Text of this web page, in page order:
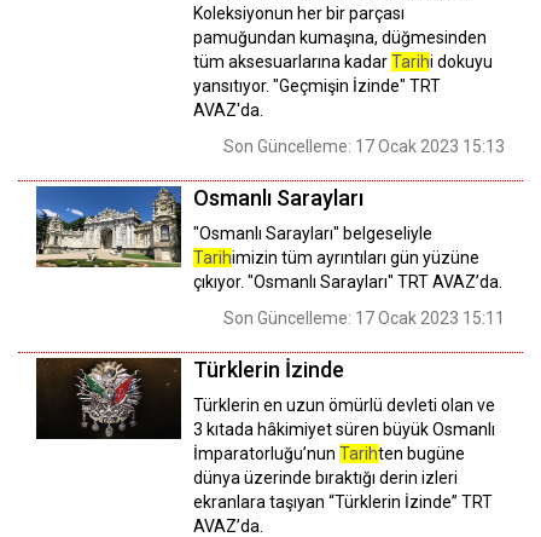
Koleksiyonun her bir parçası
pamuğundan kumaşına, düğmesinden
tüm aksesuarlarına kadarTarihi dokuyu
yansıtıyor. "Geçmişin İzinde" TRT
AVAZ'da.
Son Güncelleme: 17 Ocak 2023 15:13
Osmanlı Sarayları
"Osmanlı Sarayları" belgeseliyle
Tarihimizin tüm ayrıntıları gün yüzüne
çıkıyor. "Osmanlı Sarayları" TRT AVAZ’da.
Son Güncelleme: 17 Ocak 2023 15:11
Türklerin İzinde
Türklerin en uzun ömürlü devleti olan ve
3 kıtada hâkimiyet süren büyük Osmanlı
İmparatorluğu’nun Tarihten bugüne
dünya üzerinde bıraktığı derin izleri
ekranlara taşıyan “Türklerin İzinde” TRT
AVAZ’da.